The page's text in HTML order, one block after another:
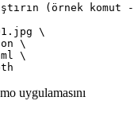
(örnek
\
\
\
uygulamasını